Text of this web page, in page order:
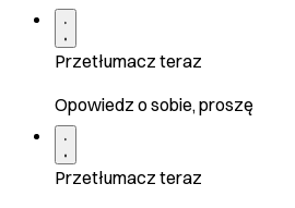
Przetłumacz teraz
Opowiedz o sobie, proszę
Przetłumacz teraz